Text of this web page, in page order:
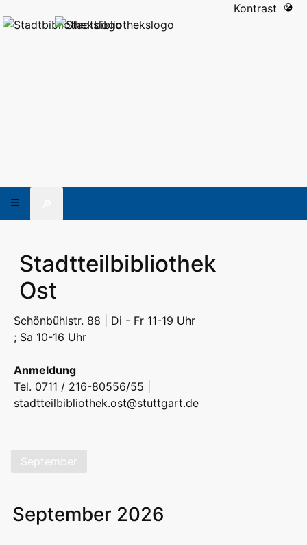
Kontrast
Stadtteilbibliothek
Ost
Schönbühlstr. 88 | Di - Fr 11-19 Uhr
; Sa 10-16 Uhr
Anmeldung
Tel. 0711 / 216-80556/55 |
stadtteilbibliothek.ost@stuttgart.de
September
September 2026